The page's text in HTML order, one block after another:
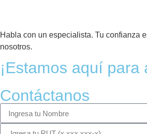
Habla con un especialista. Tu confianza
nosotros.
¡Estamos aquí para
Contáctanos